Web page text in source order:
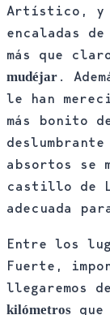
Artístico, y
encaladas
más que
mudéjar .
le han
más bonito
absortos se
castillo de
adecuada
Entre los
Fuerte,
llegaremos
kilómetros